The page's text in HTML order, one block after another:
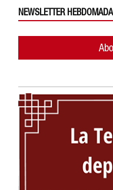
NEWSLETTER